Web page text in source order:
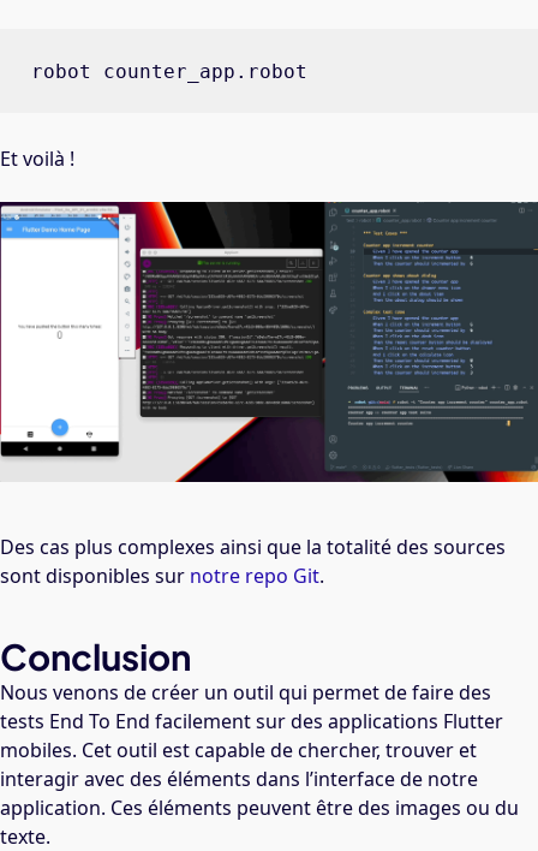
robot counter_app.robot
Et voilà !
Des cas plus complexes ainsi que la totalité des sources
sont disponibles sur notre repo Git.
Conclusion
Nous venons de créer un outil qui permet de faire des
tests End To End facilement sur des applications Flutter
mobiles. Cet outil est capable de chercher, trouver et
interagir avec des éléments dans l’interface de notre
application. Ces éléments peuvent être des images ou du
texte.